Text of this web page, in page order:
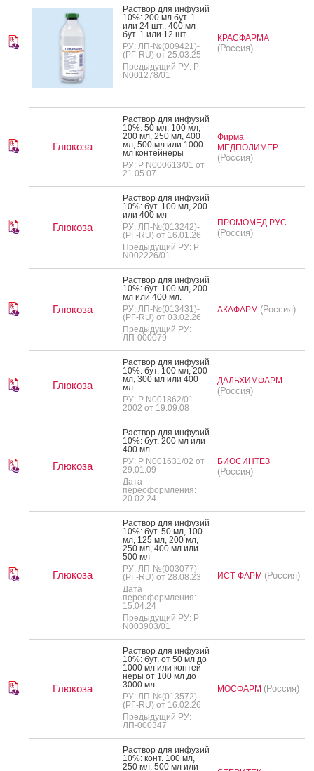
Рас­твор для ин­фу­зий
10%: 200 мл бут. 1
или 24 шт., 400 мл
бут. 1 или 12 шт.
РУ: ЛП-№(009421)-
(РГ-RU) от 25.03.25
Предыдущий РУ: Р
N001278/01
КРАСФАРМА
(Россия)
Глюкоза
Рас­твор для ин­фу­зий
10%: 50 мл, 100 мл,
200 мл, 250 мл, 400
мл, 500 мл или 1000
мл кон­тей­не­ры
РУ: Р N000613/01 от
21.05.07
Фирма
МЕДПОЛИМЕР
(Россия)
Глюкоза
Рас­твор для ин­фу­зий
10%: бут. 100 мл, 200
или 400 мл
РУ: ЛП-№(013242)-
(РГ-RU) от 16.01.26
Предыдущий РУ: Р
N002226/01
ПРОМОМЕД РУС
(Россия)
Глюкоза
Рас­твор для ин­фу­зий
10%: бут. 100 мл, 200
мл или 400 мл.
РУ: ЛП-№(013431)-
(РГ-RU) от 03.02.26
Предыдущий РУ:
ЛП-000079
АКАФАРМ (Россия)
Глюкоза
Рас­твор для ин­фу­зий
10%: бут. 100 мл, 200
мл, 300 мл или 400
мл
РУ: Р N001862/01-
2002 от 19.09.08
ДАЛЬХИМФАРМ
(Россия)
Глюкоза
Рас­твор для ин­фу­зий
10%: бут. 200 мл или
400 мл
РУ: Р N001631/02 от
29.01.09
Дата
переоформления:
20.02.24
БИОСИНТЕЗ
(Россия)
Глюкоза
Рас­твор для ин­фу­зий
10%: бут. 50 мл, 100
мл, 125 мл, 200 мл,
250 мл, 400 мл или
500 мл
РУ: ЛП-№(003077)-
(РГ-RU) от 28.08.23
Дата
переоформления:
15.04.24
Предыдущий РУ: Р
N003903/01
ИСТ-ФАРМ (Россия)
Глюкоза
Рас­твор для ин­фу­зий
10%: бут. от 50 мл до
1000 мл или кон­тей­
не­ры от 100 мл до
3000 мл
РУ: ЛП-№(013572)-
(РГ-RU) от 16.02.26
Предыдущий РУ:
ЛП-000347
МОСФАРМ (Россия)
Рас­твор для ин­фу­зий
10%: конт. 100 мл,
250 мл, 500 мл или